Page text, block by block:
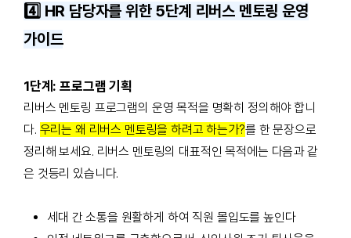
4️⃣ HR 담당자를 위한 5단계 리버스 멘토링 운영
가이드
1단계: 프로그램 기획
리버스 멘토링 프로그램의 운영 목적을 명확히 정의해야 합니
다. 우리는 왜 리버스 멘토링을 하려고 하는가?를 한 문장으로
정리해 보세요. 리버스 멘토링의 대표적인 목적에는 다음과 같
은 것등리 있습니다.
세대 간 소통을 원활하게 하여 직원 몰입도를 높인다